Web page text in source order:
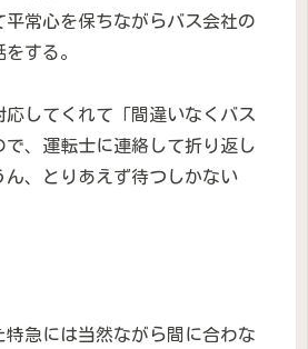
平常心を保ちながらバス会社の
する。
応してくれて「間違いなくバス
で、運転士に連絡して折り返し
ん、とりあえず待つしかない
急には当然ながら間に合わな